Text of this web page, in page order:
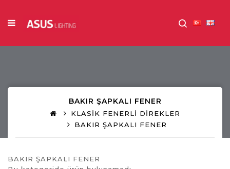
BAKIR ŞAPKALI FENER
KLASİK FENERLİ DİREKLER
BAKIR ŞAPKALI FENER
BAKIR ŞAPKALI FENER